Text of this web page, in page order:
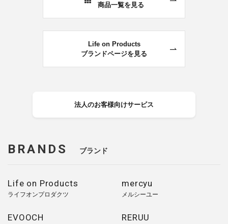
商品一覧を見る
Life on Products
ブランドページを見る
法人のお客様向けサービス
BRANDS ブランド
Life on Products
ライフオンプロダクツ
mercyu
メルシーユー
EVOOCH RERUU